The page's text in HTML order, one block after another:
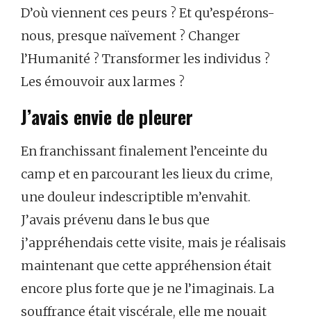
D’où viennent ces peurs ? Et qu’espérons-
nous, presque naïvement ? Changer
l’Humanité ? Transformer les individus ?
Les émouvoir aux larmes ?
J’avais envie de pleurer
En franchissant finalement l’enceinte du
camp et en parcourant les lieux du crime,
une douleur indescriptible m’envahit.
J’avais prévenu dans le bus que
j’appréhendais cette visite, mais je réalisais
maintenant que cette appréhension était
encore plus forte que je ne l’imaginais. La
souffrance était viscérale, elle me nouait